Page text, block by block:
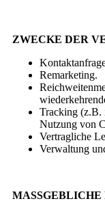
ZWECKE DER
Remarketing.
Tracking (z.B.
Nutzung von
Vertragliche
Verwaltung
MASSGEBLICHE